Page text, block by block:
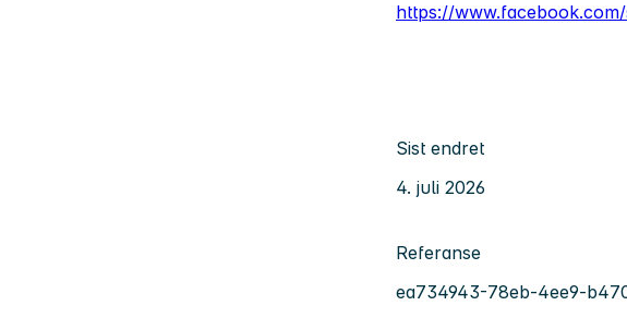
https://
Sist endret
4. juli 2026
Referanse
ea734943-78eb-4ee9-